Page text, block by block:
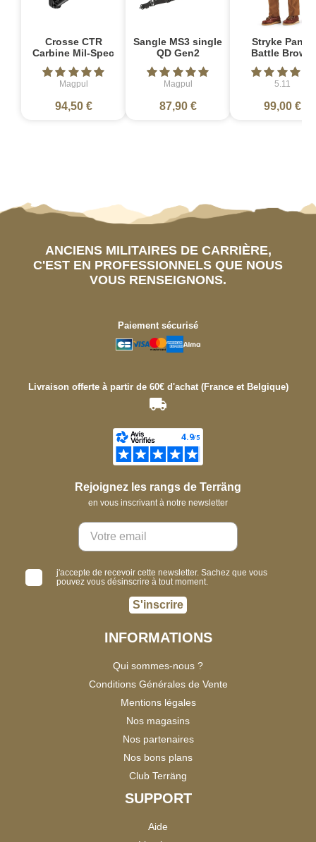
Crosse CTR
Carbine Mil-Spec
Magpul
94,50 €
Sangle MS3 single
QD Gen2
Magpul
87,90 €
Stryke Pant -
Battle Brown
5.11
99,00 €
ANCIENS MILITAIRES DE CARRIÈRE,
C'EST EN PROFESSIONNELS QUE NOUS
VOUS RENSEIGNONS.
Paiement sécurisé
Livraison offerte à partir de 60€ d'achat (France et Belgique)
Rejoignez les rangs de Terräng
en vous inscrivant à notre newsletter
j'accepte de recevoir cette newsletter. Sachez que vous
pouvez vous désinscrire à tout moment.
S'inscrire
INFORMATIONS
Qui sommes-nous ?
Conditions Générales de Vente
Mentions légales
Nos magasins
Nos partenaires
Nos bons plans
Club Terräng
SUPPORT
Aide